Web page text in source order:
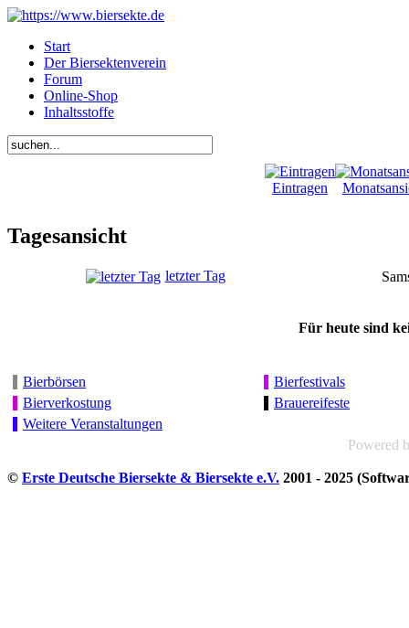
Start
Der Biersektenverein
Forum
Online-Shop
Inhaltsstoffe
Eintragen
Tagesansicht
letzter Tag
Für heute sind
Bierbörsen
Bierfestivals
Bierverkostung
Brauereifeste
Weitere Veranstaltungen
Powered
© Erste Deutsche Biersekte & Biersekte e.V. 2001 - 2025